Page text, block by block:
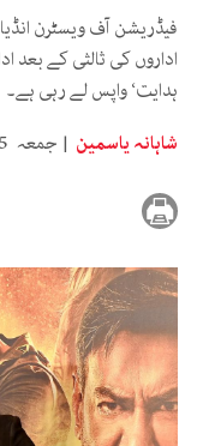
فیڈریشن آف ویسٹرن
اداروں کی ثالثی کے بعد
ہدایت‘ واپس لے رہی ہے۔
شاہانہ یاسمین
جمعہ 5 جون 2026 10:45